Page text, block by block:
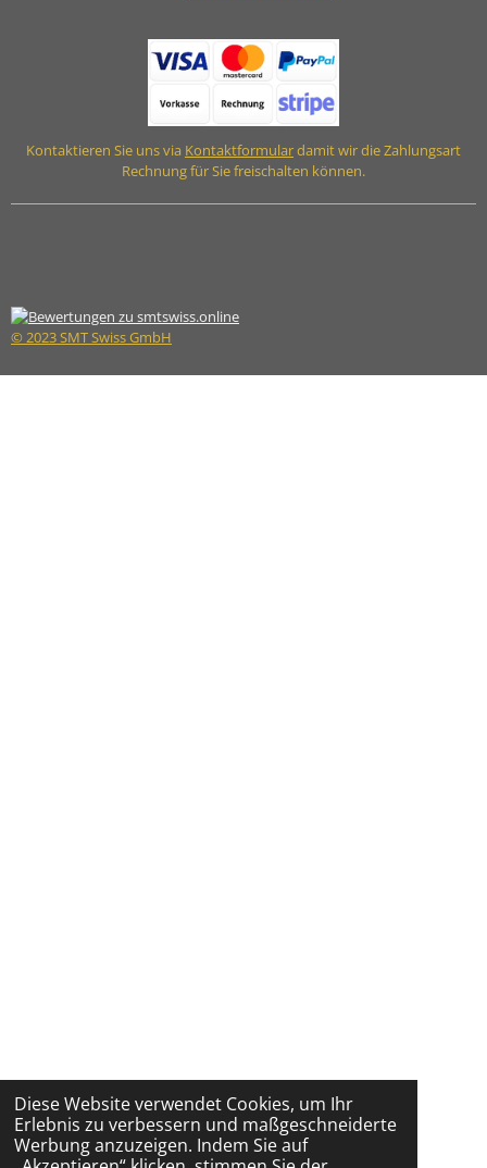
Diese Website verwendet Cookies, um Ihr
Erlebnis zu verbessern und maßgeschneiderte
Werbung anzuzeigen. Indem Sie auf
Kontaktieren Sie uns via Kontaktformulardamit wir die Zahlungsart
Rechnung für Sie freischalten können.
© 2023 SMT Swiss GmbH